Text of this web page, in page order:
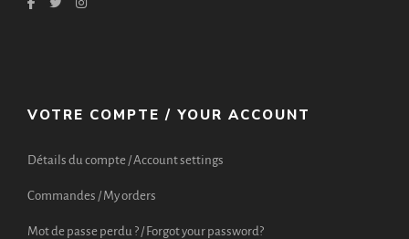
VOTRE COMPTE / YOUR ACCOUNT
Détails du compte / Account settings
Commandes / My orders
Mot de passe perdu ? / Forgot your password?